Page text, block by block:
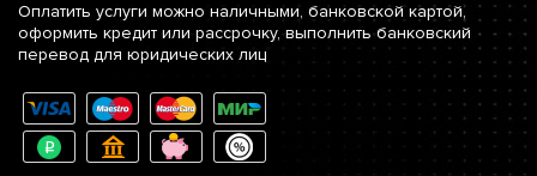
Оплатить услуги можно наличными, банковской картой,
оформить кредит или рассрочку, выполнить банковский
перевод для юридических лиц